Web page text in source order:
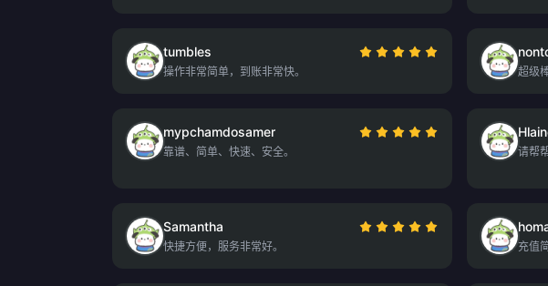
tumbles
操作非常简单，到账非常快。 超级
mypchamdosamer
靠谱、简单、快速、安全。 请帮
Samantha
快捷方便，服务非常好。 充值